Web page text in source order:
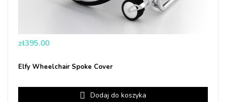
Price
zł395.00
Elfy Wheelchair Spoke Cover
Dodaj do koszyka